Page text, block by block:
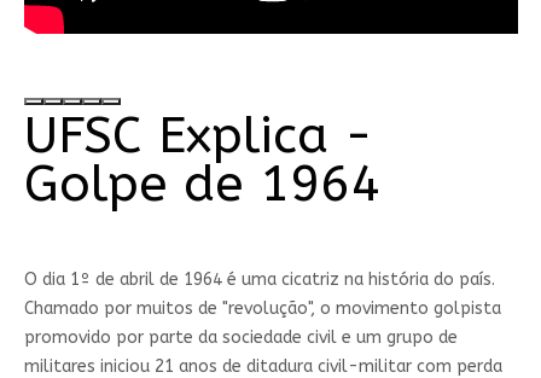
UFSC Explica -
Golpe de 1964
O dia 1º de abril de 1964 é uma cicatriz na história do país.
Chamado por muitos de "revolução", o movimento golpista
promovido por parte da sociedade civil e um grupo de
militares iniciou 21 anos de ditadura civil-militar com perda